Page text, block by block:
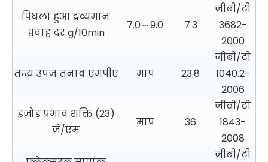
पिघला हुआ द्रव्यमान
प्रवाह दर g/10min
7.0～9.0 7.3
जीबी/टी
3682-
2000
तन्य उपज तनाव एमपीए माप 23.8
जीबी/टी
1040.2-
2006
इज़ोड प्रभाव शक्ति (23)
जे/एम
माप 36
जीबी/टी
1843-
2008
जीबी/टी